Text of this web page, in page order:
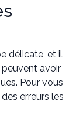
délicate, et il
avoir
Pour vous
erreurs les